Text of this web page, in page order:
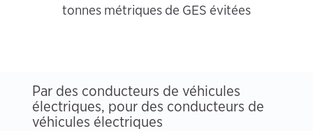
tonnes métriques de GES évitées
Par des conducteurs de véhicules
électriques, pour des conducteurs de
véhicules électriques